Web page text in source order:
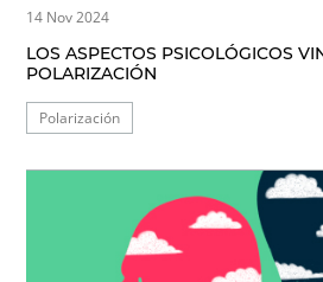
14 Nov 2024
LOS ASPECTOS PSICOLÓGICOS
POLARIZACIÓN
Polarización